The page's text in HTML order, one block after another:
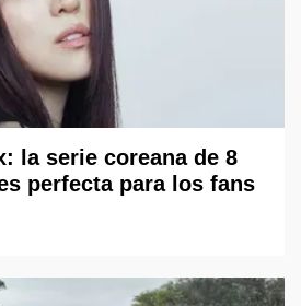
la serie coreana de 8
perfecta para los fans